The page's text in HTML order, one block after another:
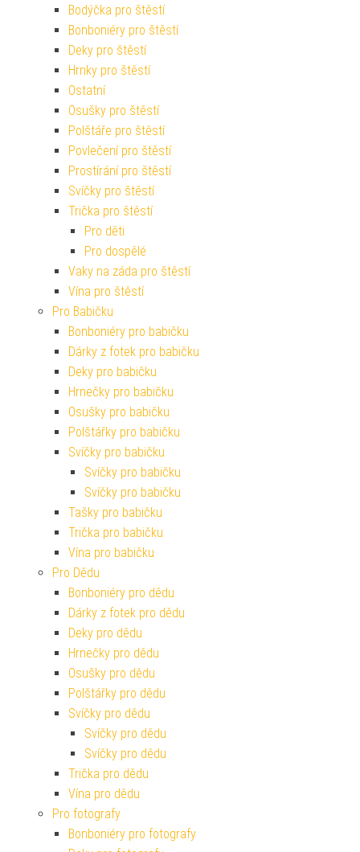
Bodýčka pro štěstí
Bonboniéry pro štěstí
Deky pro štěstí
Hrnky pro štěstí
Ostatní
Osušky pro štěstí
Polštáře pro štěstí
Povlečení pro štěstí
Prostírání pro štěstí
Svíčky pro štěstí
Trička pro štěstí
Pro děti
Pro dospělé
Vaky na záda pro štěstí
Vína pro štěstí
Pro Babičku
Bonboniéry pro babičku
Dárky z fotek pro babičku
Deky pro babičku
Hrnečky pro babičku
Osušky pro babičku
Polštářky pro babičku
Svíčky pro babičku
Svíčky pro babičku
Svíčky pro babičku
Tašky pro babičku
Trička pro babičku
Vína pro babičku
Pro Dědu
Bonboniéry pro dědu
Dárky z fotek pro dědu
Deky pro dědu
Hrnečky pro dědu
Osušky pro dědu
Polštářky pro dědu
Svíčky pro dědu
Svíčky pro dědu
Svíčky pro dědu
Trička pro dědu
Vína pro dědu
Pro fotografy
Bonboniéry pro fotografy